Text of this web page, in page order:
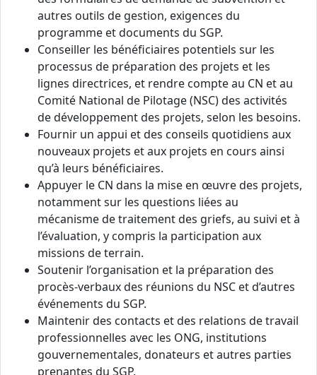
autres outils de gestion, exigences du
programme et documents du SGP.
Conseiller les bénéficiaires potentiels sur les
processus de préparation des projets et les
lignes directrices, et rendre compte au CN et au
Comité National de Pilotage (NSC) des activités
de développement des projets, selon les besoins.
Fournir un appui et des conseils quotidiens aux
nouveaux projets et aux projets en cours ainsi
qu’à leurs bénéficiaires.
Appuyer le CN dans la mise en œuvre des projets,
notamment sur les questions liées au
mécanisme de traitement des griefs, au suivi et à
l’évaluation, y compris la participation aux
missions de terrain.
Soutenir l’organisation et la préparation des
procès-verbaux des réunions du NSC et d’autres
événements du SGP.
Maintenir des contacts et des relations de travail
professionnelles avec les ONG, institutions
gouvernementales, donateurs et autres parties
prenantes du SGP.